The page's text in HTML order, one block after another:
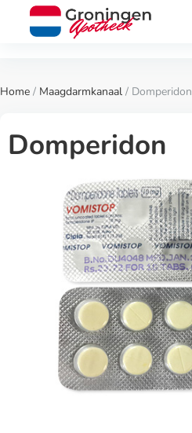
Home / Maagdarmkanaal / Domperidon
Domperidon